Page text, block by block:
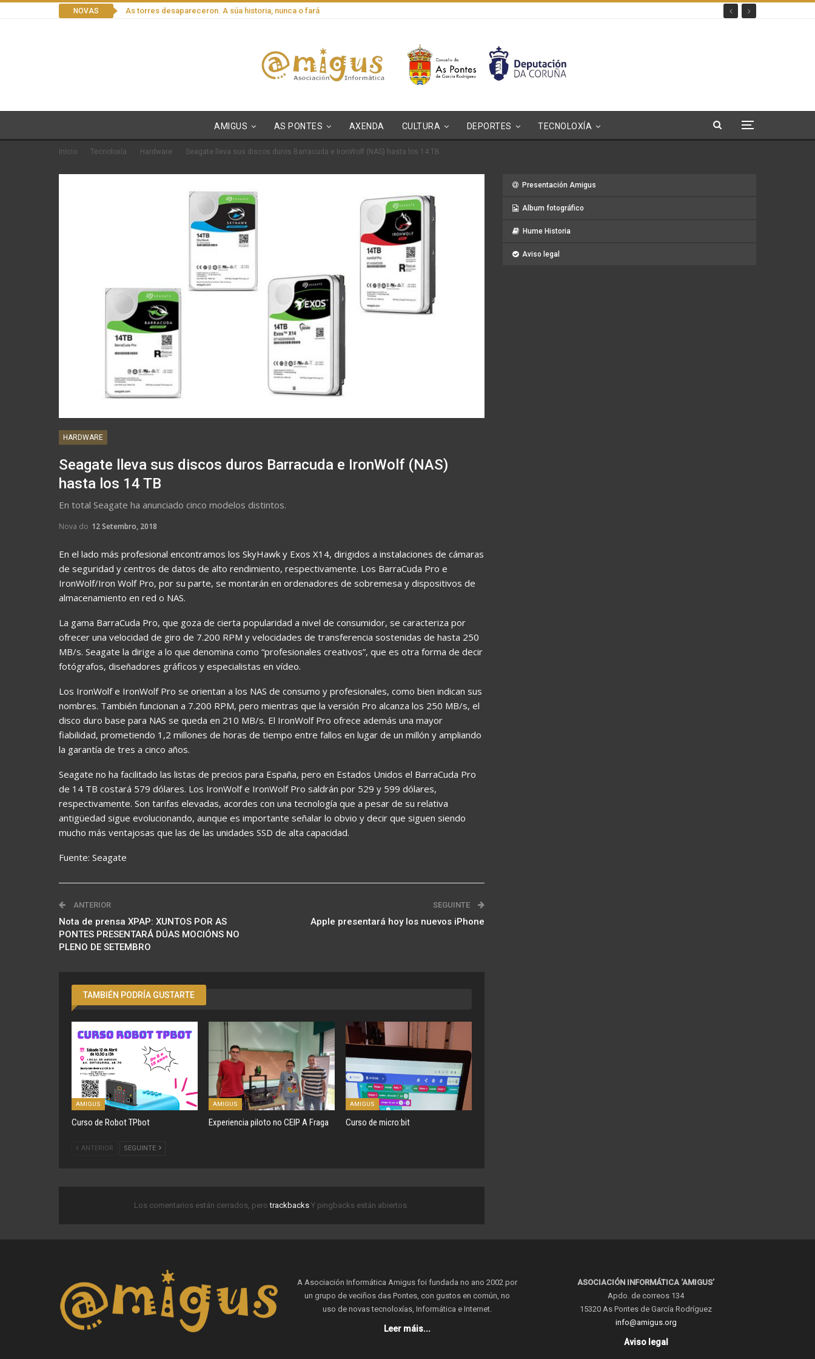
NOVAS As torres desapareceron. A súa historia, nunca o fará
AMIGUS AS PONTES AXENDA CULTURA DEPORTES TECNOLOXÍA
Inicio Tecnoloxía Hardware Seagate lleva sus discos duros Barracuda e IronWolf (NAS) hasta los 14 TB
HARDWARE
Seagate lleva sus discos duros Barracuda e IronWolf (NAS)
hasta los 14 TB
En total Seagate ha anunciado cinco modelos distintos.
Nova do 12 Setembro, 2018
En el lado más profesional encontramos los SkyHawk y Exos X14, dirigidos a instalaciones de cámaras
de seguridad y centros de datos de alto rendimiento, respectivamente. Los BarraCuda Pro e
IronWolf/Iron Wolf Pro, por su parte, se montarán en ordenadores de sobremesa y dispositivos de
almacenamiento en red o NAS.
La gama BarraCuda Pro, que goza de cierta popularidad a nivel de consumidor, se caracteriza por
ofrecer una velocidad de giro de 7.200 RPM y velocidades de transferencia sostenidas de hasta 250
MB/s. Seagate la dirige a lo que denomina como “profesionales creativos”, que es otra forma de decir
fotógrafos, diseñadores gráficos y especialistas en vídeo.
Los IronWolf e IronWolf Pro se orientan a los NAS de consumo y profesionales, como bien indican sus
nombres. También funcionan a 7.200 RPM, pero mientras que la versión Pro alcanza los 250 MB/s, el
disco duro base para NAS se queda en 210 MB/s. El IronWolf Pro ofrece además una mayor
fiabilidad, prometiendo 1,2 millones de horas de tiempo entre fallos en lugar de un millón y ampliando
la garantía de tres a cinco años.
Seagate no ha facilitado las listas de precios para España, pero en Estados Unidos el BarraCuda Pro
de 14 TB costará 579 dólares. Los IronWolf e IronWolf Pro saldrán por 529 y 599 dólares,
respectivamente. Son tarifas elevadas, acordes con una tecnología que a pesar de su relativa
antigüedad sigue evolucionando, aunque es importante señalar lo obvio y decir que siguen siendo
mucho más ventajosas que las de las unidades SSD de alta capacidad.
Fuente: Seagate
ANTERIOR
Nota de prensa XPAP: XUNTOS POR AS
PONTES PRESENTARÁ DÚAS MOCIÓNS NO
PLENO DE SETEMBRO
SEGUINTE
Apple presentará hoy los nuevos iPhone
TAMBIÉN PODRÍA GUSTARTE
AMIGUS
Curso de Robot TPbot
AMIGUS
Experiencia piloto no CEIP A Fraga
AMIGUS
Curso de micro:bit
ANTERIOR SEGUINTE
Los comentarios están cerrados, perotrackbacksY pingbacks están abiertos.
Presentación Amigus
Album fotográfico
Hume Historia
Aviso legal
A Asociación Informática Amigus foi fundada no ano 2002 por
un grupo de veciños das Pontes, con gustos en común, no
uso de novas tecnoloxías, Informática e Internet.
Leer máis...
ASOCIACIÓN INFORMÁTICA ‘AMIGUS’
Apdo. de correos 134
15320 As Pontes de García Rodríguez
info@amigus.org
Aviso legal